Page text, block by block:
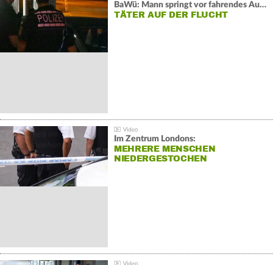
BaWü: Mann springt vor fahrendes Auto und schießt
TÄTER AUF DER FLUCHT
Im Zentrum Londons:
MEHRERE MENSCHEN
NIEDERGESTOCHEN